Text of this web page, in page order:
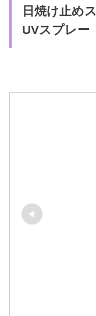
日焼け止め
UVスプレー